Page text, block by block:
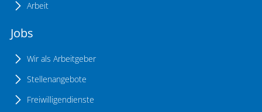
Arbeit
Jobs
Wir als Arbeitgeber
Stellenangebote
Freiwilligendienste